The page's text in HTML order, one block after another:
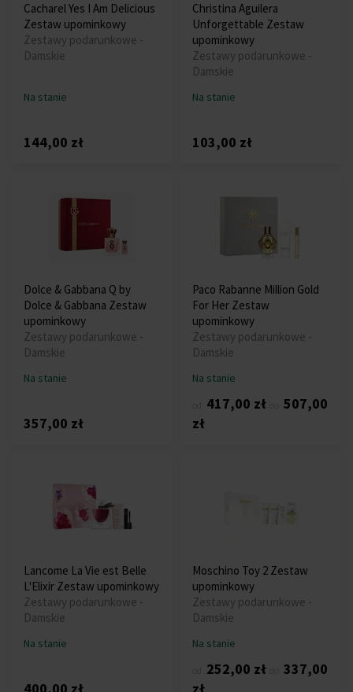
Cacharel Yes I Am Delicious
Zestaw upominkowy
Zestawy podarunkowe -
Damskie
Na stanie
144,00 zł
Christina Aguilera
Unforgettable Zestaw
upominkowy
Zestawy podarunkowe -
Damskie
Na stanie
103,00 zł
Dolce & Gabbana Q by
Dolce & Gabbana Zestaw
upominkowy
Zestawy podarunkowe -
Damskie
Na stanie
357,00 zł
Paco Rabanne Million Gold
For Her Zestaw
upominkowy
Zestawy podarunkowe -
Damskie
Na stanie
417,00 zł
507,00
zł
Lancome La Vie est Belle
L'Elixir Zestaw upominkowy
Zestawy podarunkowe -
Damskie
Na stanie
Moschino Toy 2 Zestaw
upominkowy
Zestawy podarunkowe -
Damskie
Na stanie
252,00 zł
337,00